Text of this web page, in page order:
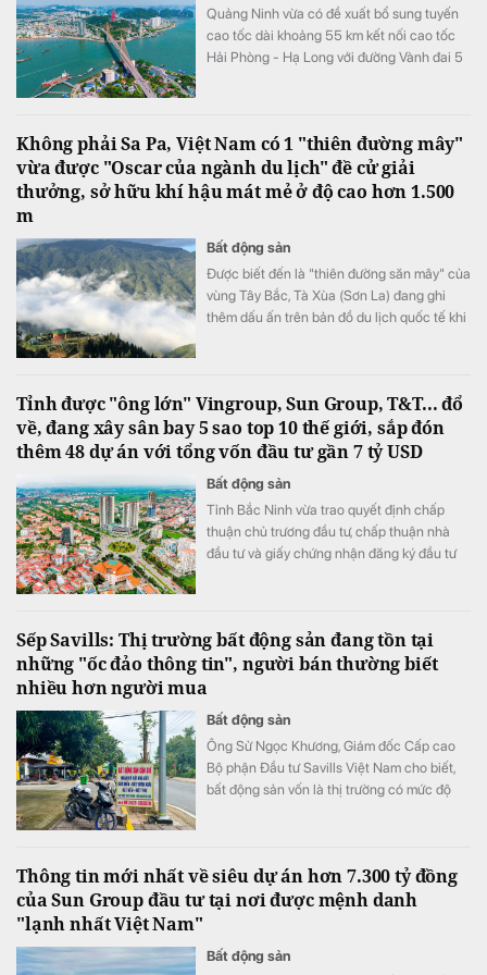
Quảng Ninh vừa có đề xuất bổ sung tuyến
cao tốc dài khoảng 55 km kết nối cao tốc
Hải Phòng - Hạ Long với đường Vành đai 5
Không phải Sa Pa, Việt Nam có 1 "thiên đường mây"
vừa được "Oscar của ngành du lịch" đề cử giải
thưởng, sở hữu khí hậu mát mẻ ở độ cao hơn 1.500
m
Bất động sản
Được biết đến là "thiên đường săn mây" của
vùng Tây Bắc, Tà Xùa (Sơn La) đang ghi
thêm dấu ấn trên bản đồ du lịch quốc tế khi
Tỉnh được "ông lớn" Vingroup, Sun Group, T&T... đổ
về, đang xây sân bay 5 sao top 10 thế giới, sắp đón
thêm 48 dự án với tổng vốn đầu tư gần 7 tỷ USD
Bất động sản
Tỉnh Bắc Ninh vừa trao quyết định chấp
thuận chủ trương đầu tư, chấp thuận nhà
đầu tư và giấy chứng nhận đăng ký đầu tư
Sếp Savills: Thị trường bất động sản đang tồn tại
những "ốc đảo thông tin", người bán thường biết
nhiều hơn người mua
Bất động sản
Ông Sử Ngọc Khương, Giám đốc Cấp cao
Bộ phận Đầu tư Savills Việt Nam cho biết,
bất động sản vốn là thị trường có mức độ
Thông tin mới nhất về siêu dự án hơn 7.300 tỷ đồng
của Sun Group đầu tư tại nơi được mệnh danh
"lạnh nhất Việt Nam"
Bất động sản